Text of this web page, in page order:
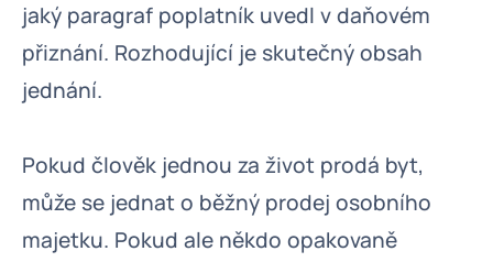
jaký paragraf poplatník uvedl v daňovém
přiznání. Rozhodující je skutečný obsah
jednání.
Pokud člověk jednou za život prodá byt,
může se jednat o běžný prodej osobního
majetku. Pokud ale někdo opakovaně